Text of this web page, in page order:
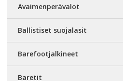
Avaimenperävalot
Ballistiset suojalasit
Barefootjalkineet
Baretit